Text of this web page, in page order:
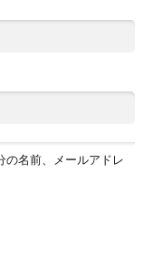
の名前、メールアドレ